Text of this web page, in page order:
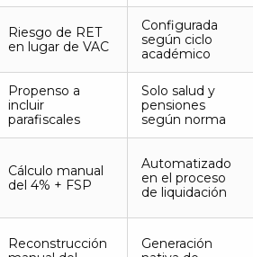
Riesgo de RET
en lugar de VAC
Configurada
según ciclo
académico
Propenso a
incluir
parafiscales
Solo salud y
pensiones
según norma
Cálculo manual
del 4% + FSP
Automatizado
en el proceso
de liquidación
Reconstrucción
Generación